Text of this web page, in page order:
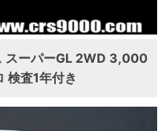
スーパーGL 2WD 3,000
検査1年付き